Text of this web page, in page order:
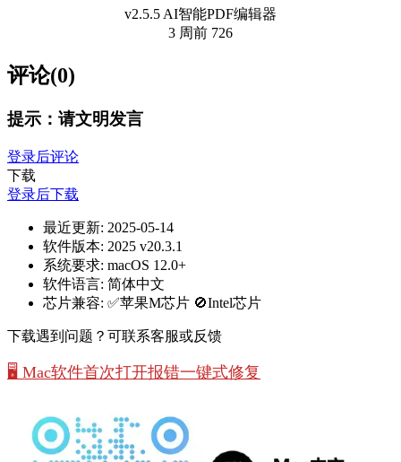
v2.5.5 AI智能PDF编辑器
3 周前 726
评论(0)
提示：请文明发言
登录后评论
下载
登录后下载
最近更新: 2025-05-14
软件版本: 2025 v20.3.1
系统要求: macOS 12.0+
软件语言: 简体中文
芯片兼容: ✅苹果M芯片 🚫Intel芯片
下载遇到问题？可联系客服或反馈
🖥️ Mac软件首次打开报错一键式修复